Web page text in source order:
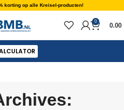
korting op alle Kreisel-producten!
0
0.00